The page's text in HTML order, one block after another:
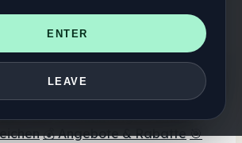
ENTER
LEAVE
📍 Headshop-Finder
Pilz-Kapseln 💧 Pilz-Tinkturen
🫙 Pilz-
🍫 Pilz-Schokolade 💨 Mushroom
Hub😌 Stimmungs-Gummis
💰 Angebote & Rabatte 🎯